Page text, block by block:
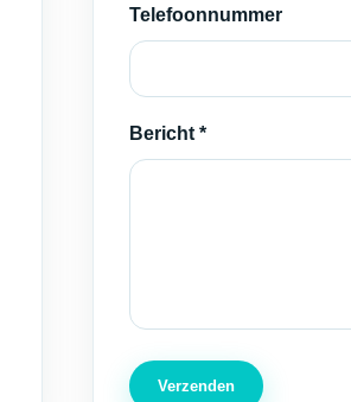
Telefoonnummer
Bericht *
Verzenden